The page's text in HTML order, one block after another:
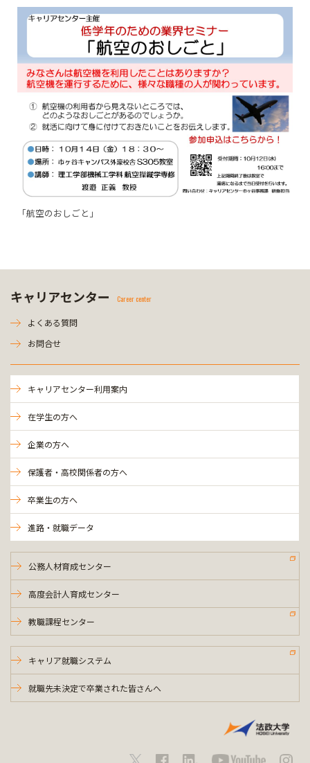
「航空のおしごと」
キャリアセンター Career center
よくある質問
お問合せ
キャリアセンター利用案内
在学生の方へ
企業の方へ
保護者・高校関係者の方へ
卒業生の方へ
進路・就職データ
公務人材育成センター
高度会計人育成センター
教職課程センター
キャリア就職システム
就職先未決定で卒業された皆さんへ